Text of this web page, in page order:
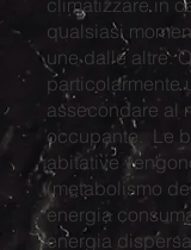
climatizzare in
qualsiasi
une dalle altre.
particolarmente
assecondare al
occupante. Le
abitative
(metabolismo
energia
energia